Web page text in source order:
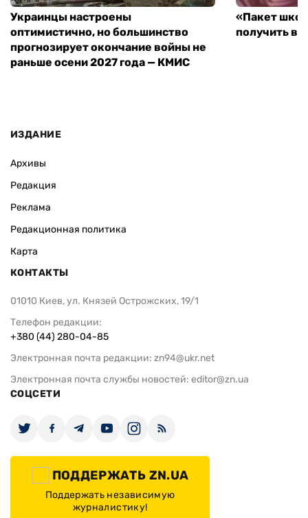
Украинцы настроены
оптимистично, но большинство
прогнозирует окончание войны не
раньше осени 2027 года — КМИС
«Пакет
получить
ИЗДАНИЕ
Архивы
Редакция
Реклама
Редакционная политика
Карта
КОНТАКТЫ
01010 Киев, ул. Князей Острожских, 19/1
Телефон редакции:
+380 (44) 280-04-85
Электронная почта редакции: zn94@ukr.net
Электронная почта службы новостей: editor@zn.ua
СОЦСЕТИ
ПОДДЕРЖАТЬ ZN.UA
Поддержать независимую
журналистику!